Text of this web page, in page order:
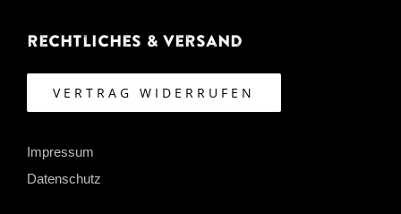
Rechtliches & Versand
VERTRAG WIDERRUFEN
Impressum
Datenschutz